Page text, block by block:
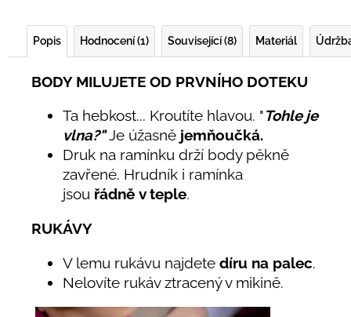
Popis Hodnocení (1) Související (8) Materiál
BODY MILUJETE OD PRVNÍHO DOTEKU
Ta hebkost... Kroutíte hlavou. "Tohle je
vlna?" Je úžasně jemňoučká.
Druk na ramínku drží body pěkně
zavřené. Hrudník i ramínka
jsou řádně v teple.
RUKÁVY
V lemu rukávu najdete díru na palec.
Nelovíte rukáv ztracený v mikině.